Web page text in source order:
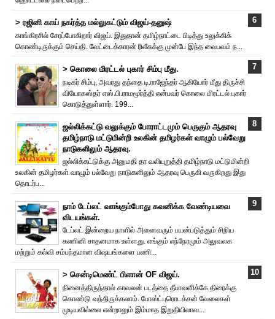
> ரஜினி காய் நகர்த்த மல்லுகட்டும் விஜய்-தனுஷ்
காங்கிரசில் சேரப்போகிறார் விஜய். இதுதான் தமிழ்நாட்டை பிடித்து உலுக்கிக்
கொண்டிருக்கும் செய்தி. வேட்டைக்காரன் ரிலீசுக்கு முன்பே இந்த வைபவம் ந...
> கொலை மிரட்டல் புகார் சிம்பு மீது.
நடிகர் சிம்பு, அவரது தந்தை டி.ராஜேந்தர் ஆகியோர் மீது திருச்சி
வியோகஸ்தர் எஸ்.பி.ராமமூர்த்தி என்பவர் கொலை மிரட்டல் புகார்
கொடுத்துள்ளார். 199...
ஜல்லிக்கட்டு வலுக்கும் போராட்டமும் பெருகும் ஆதரவு
தமிழ்நாடு மட்டுமின்றி உலகின் தமிழர்கள் வாழும் பல்வேறு
நாடுகளிலும் ஆதரவு.
ஜல்லிக்கட்டுக்கு அனுமதி தர வலியுறுத்தி தமிழ்நாடு மட்டுமின்றி
உலகின் தமிழர்கள் வாழும் பல்வேறு நாடுகளிலும் ஆதரவு பெருகி வருகிறது இது
தொடர்ப...
நாம் டேப்லட் வாங்கும்போது கவனிக்க வேண்டியவை
விடயங்கள்.
டேப்லட் இன்றைய நாளில் அனைவரும் பயன்படுத்தும் சிறிய
கணினி சாதனமாக உள்ளது. எங்கும் எந்நேரமும் அலுவலக
மற்றும் கல்வி சம்பந்தமான விஷயங்களை பணி...
> சென்டிமெண்ட் பிளான் OF விஜய்.
நினைத்திருந்தால் காவலன் படத்தை தீபாவளிக்கே திரைக்கு
கொண்டு வந்திருக்கலாம். போஸ்ட்புரொட‌க்சன் வேலைகள்
முடியவில்லை என்றாலும் இம்மாத இறுதியிலாவ...